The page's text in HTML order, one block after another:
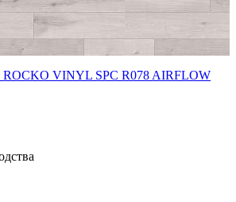
VINYL SPC R078 AIRFLOW